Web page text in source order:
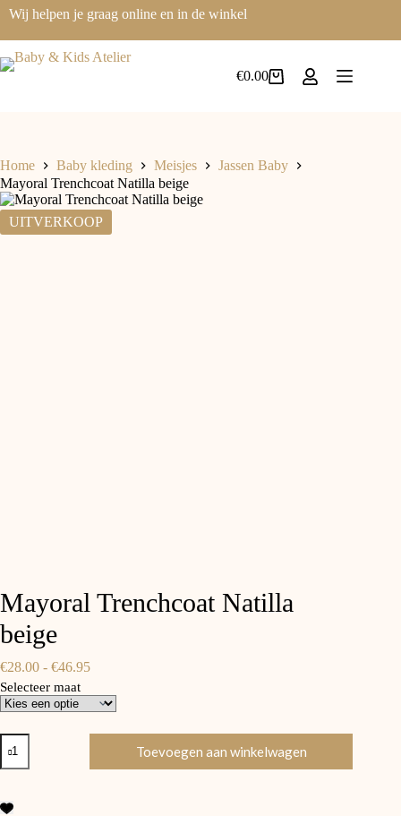
Ga
naar
de
inhoud
Wij helpen je graag online en in de winkel
Winkelwagen
€0.00
Home Baby kleding Meisjes
Jassen Baby
Mayoral Trenchcoat Natilla beige
UITVERKOOP
Mayoral Trenchcoat Natilla
beige
€28.00 - €46.95Prijsklasse:
tot
€46.95
Selecteer maat
Mayoral
Trenchcoat
Natilla
aantal
Toevoegen aan winkelwagen